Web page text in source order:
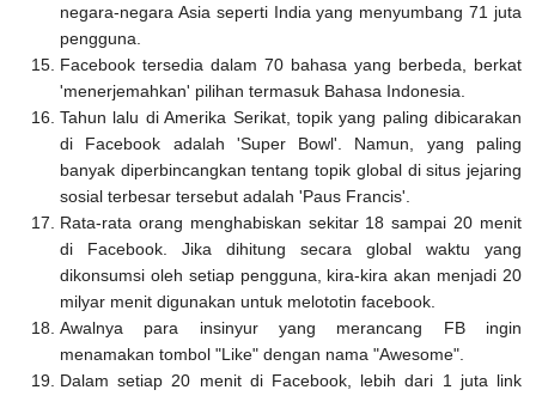
negara-negara Asia seperti India yang menyumbang 71 juta
pengguna.
Facebook tersedia dalam 70 bahasa yang berbeda, berkat
'menerjemahkan' pilihan termasuk Bahasa Indonesia.
Tahun lalu di Amerika Serikat, topik yang paling dibicarakan
di Facebook adalah 'Super Bowl'. Namun, yang paling
banyak diperbincangkan tentang topik global di situs jejaring
sosial terbesar tersebut adalah 'Paus Francis'.
Rata-rata orang menghabiskan sekitar 18 sampai 20 menit
di Facebook. Jika dihitung secara global waktu yang
dikonsumsi oleh setiap pengguna, kira-kira akan menjadi 20
milyar menit digunakan untuk melototin facebook.
Awalnya para insinyur yang merancang FB ingin
menamakan tombol "Like" dengan nama "Awesome".
Dalam setiap 20 menit di Facebook, lebih dari 1 juta link